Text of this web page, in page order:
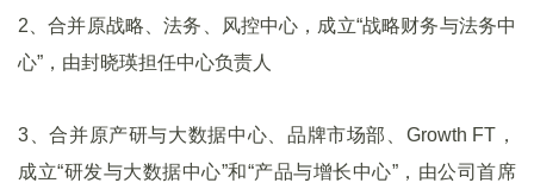
2、合并原战略、法务、风控中心，成立“战略财务与法务中
心”，由封晓瑛担任中心负责人
3、合并原产研与大数据中心、品牌市场部、Growth FT，
成立“研发与大数据中心”和“产品与增长中心”，由公司首席